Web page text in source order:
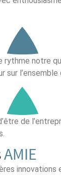
rythme notre
sur l’ensemble
de
AMIE
innovations